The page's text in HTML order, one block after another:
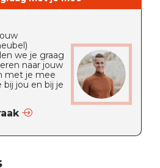
we je graag
naar jouw
met je mee
jou en bij je